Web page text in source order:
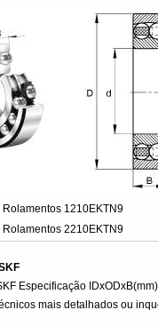
Rolamentos 1210EKTN9
Rolamentos 2210EKTN9
Especificação
mais detalhados ou